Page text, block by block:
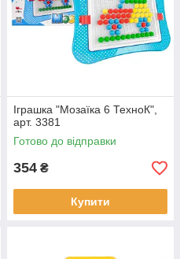
Іграшка "Мозаїка 6 ТехноК",
арт. 3381
Готово до відправки
354 ₴
Купити